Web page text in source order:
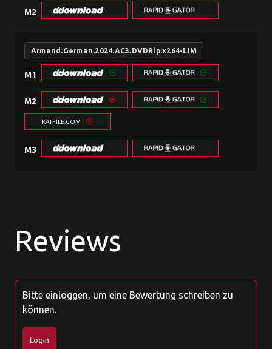
M2
Armand.German.2024.AC3.DVDRip.x264-LIM
M1
M2
KATFILE.COM
M3
Reviews
Bitte einloggen, um eine Bewertung schreiben zu
können.
Login